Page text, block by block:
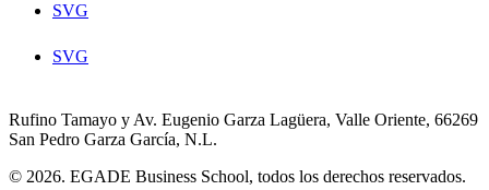
SVG
SVG
Rufino Tamayo y Av. Eugenio Garza Lagüera, Valle Oriente, 66269
San Pedro Garza García, N.L.
© 2026. EGADE Business School, todos los derechos reservados.